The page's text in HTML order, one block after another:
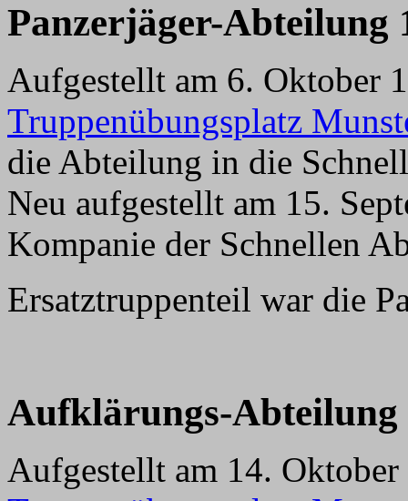
Panzerjäger-Abteilung
Aufgestellt am 6. Oktober
Truppenübungsplatz
die Abteilung in die
Neu aufgestellt am 15.
Kompanie der Schnellen
Ersatztruppenteil war die
Aufklärungs-Abteilung
Aufgestellt am 14.